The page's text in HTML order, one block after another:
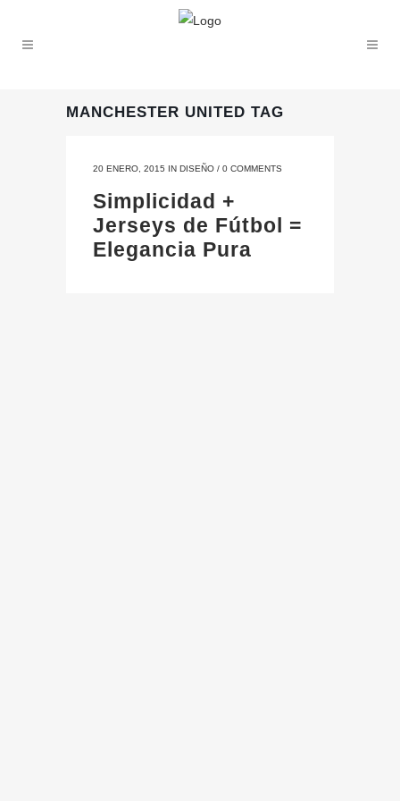
MANCHESTER UNITED TAG
20 ENERO, 2015 IN DISEÑO / 0 COMMENTS
Simplicidad +
Jerseys de Fútbol =
Elegancia Pura